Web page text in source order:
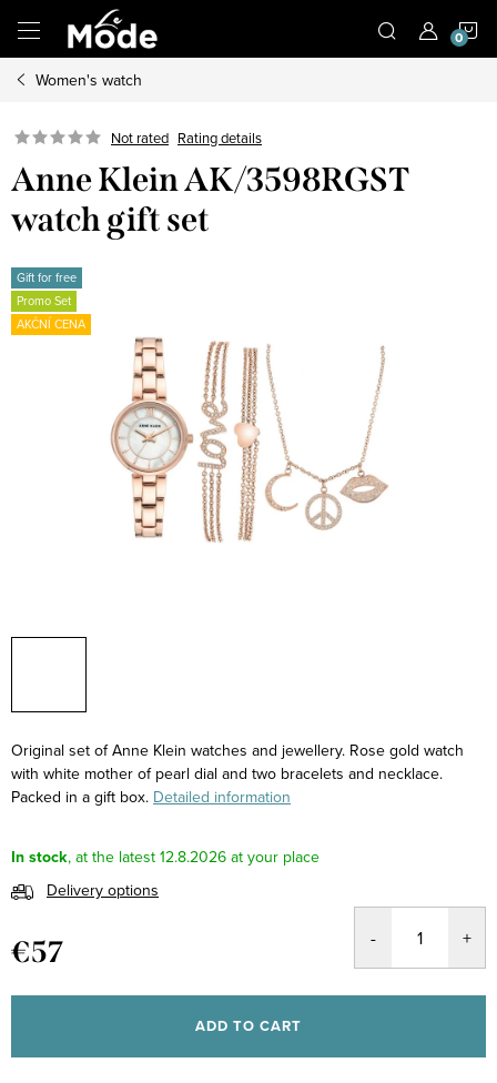
content
Women's watch
Not rated Rating details
Anne Klein AK/3598RGST
watch gift set
Gift for free
Promo Set
AKČNÍ CENA
Original set of Anne Klein watches and jewellery. Rose gold watch
with white mother of pearl dial and two bracelets and necklace.
Packed in a gift box. Detailed information
In stock
12.8.2026
Delivery options
€57
price:
ADD TO CART